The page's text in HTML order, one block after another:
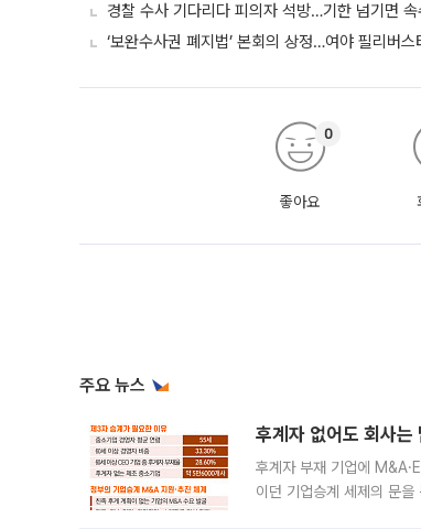
경찰 수사 기다리다 피의자 석방…기한 넘기면
‘보완수사권 폐지법’ 본회의 상정…여야 필리버스
좋아요
0
주요 뉴스
후계자 없어도 회사
후계자 부재 기업에
이던 기업승계 세제의 문